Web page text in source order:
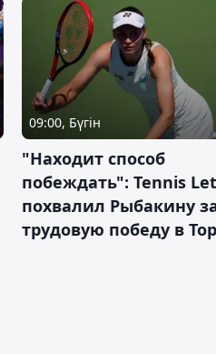
09:00, Бүгін
"Находит способ
побеждать": Tennis
похвалил Рыбакину
трудовую победу в